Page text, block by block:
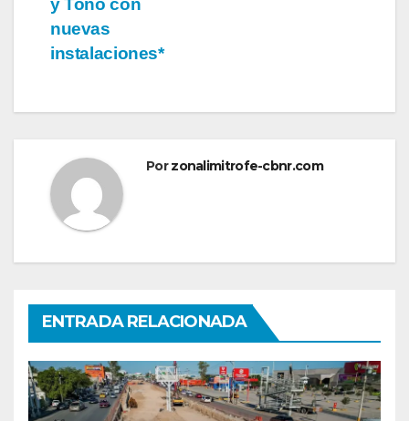
nuevas
instalaciones*
Porzonalimitrofe-cbnr.com
ENTRADA RELACIONADA